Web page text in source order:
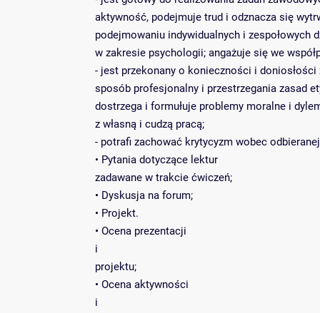
aktywność, podejmuje trud i odznacza się
podejmowaniu indywidualnych i zespołowych
w zakresie psychologii; angażuje się we
- jest przekonany o konieczności i
sposób profesjonalny i przestrzegania zasad
dostrzega i formułuje problemy moralne i
z własną i cudzą pracą;
- potrafi zachować krytycyzm wobec
• Pytania dotyczące lektur
zadawane w trakcie ćwiczeń;
• Dyskusja na forum;
• Projekt.
• Ocena prezentacji
i
projektu;
• Ocena aktywności
i